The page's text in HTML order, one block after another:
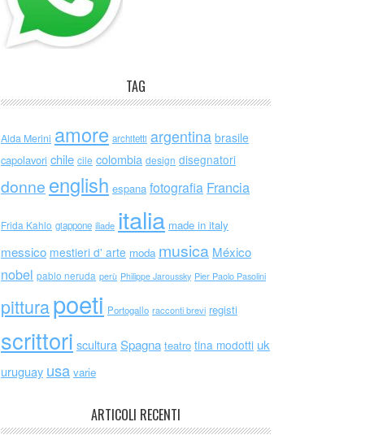
TAG
Alda Merini amore architetti argentina brasile
capolavori chile cile colombia design disegnatori
donne english espana fotografia Francia
Frida Kahlo giappone iliade italia made in italy
messico mestieri d' arte moda musica México
nobel pablo neruda perù Philippe Jaroussky Pier Paolo Pasolini
pitturapoeti Portogallo racconti brevi registi
scrittori scultura Spagna teatro tina modotti uk
uruguay usa varie
ARTICOLI RECENTI